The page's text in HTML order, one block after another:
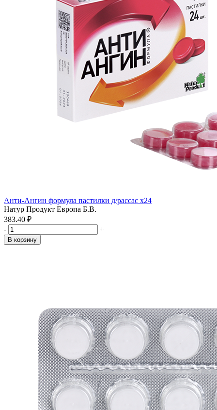
Анти-Ангин формула пастилки д/рассас x24
Натур Продукт Европа Б.В.
383.40 ₽
-
+
В корзину